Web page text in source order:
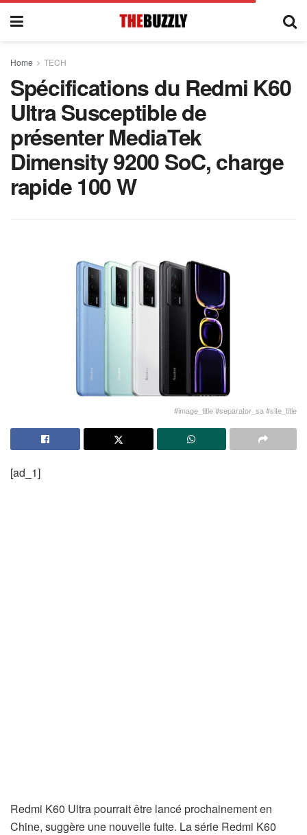
Home TECH
Spécifications du Redmi K60
Ultra Susceptible de
présenter MediaTek
Dimensity 9200 SoC, charge
rapide 100 W
#image_title #separator_sa #site_title
[ad_1]
Redmi K60 Ultra pourrait être lancé prochainement en
Chine, suggère une nouvelle fuite. La série Redmi K60